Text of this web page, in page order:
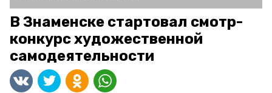
В Знаменске стартовал смотр-
конкурс художественной
самодеятельности